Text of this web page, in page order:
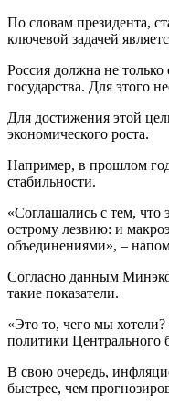
По словам президента,
ключевой задачей
Россия должна не
государства. Для этого
Для достижения этой
экономического роста.
Например, в прошлом
стабильности.
«Соглашались с тем,
острому лезвию: и
объединениями», –
Согласно данным
такие показатели.
«Это то, чего мы
политики Центрального
В свою очередь,
быстрее, чем